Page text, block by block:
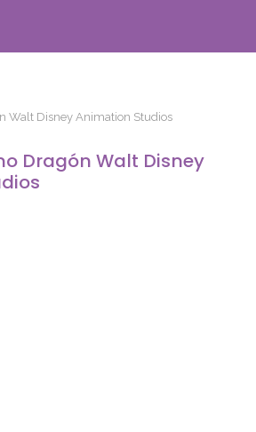
Walt Disney Animation Studios
Dragón Walt Disney